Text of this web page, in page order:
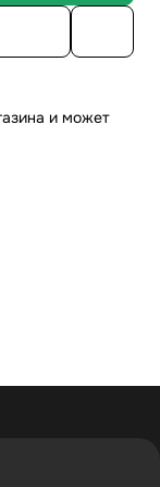
и может